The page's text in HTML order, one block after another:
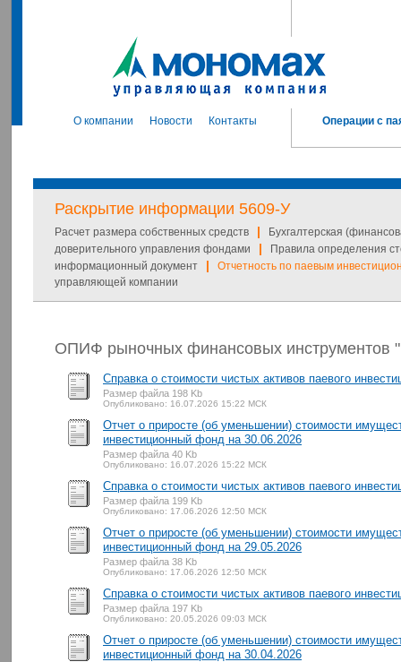
О компании Новости Контакты Операции с
Раскрытие информации 5609-У
Расчет размера собственных средств |
Бухгалтерская
доверительного управления фондами
|
Правила определения
информационный документ
|
Отчетность по паевым
управляющей компании
ОПИФ рыночных финансовых инструментов
Справка о стоимости чистых активов паевого
Размер файла 198 Kb
Опубликовано: 16.07.2026 15:22 МСК
Отчет о приросте (об уменьшении) стоимости
инвестиционный фонд на 30.06.2026
Размер файла 40 Kb
Опубликовано: 16.07.2026 15:22 МСК
Справка о стоимости чистых активов паевого
Размер файла 199 Kb
Опубликовано: 17.06.2026 12:50 МСК
Отчет о приросте (об уменьшении) стоимости
инвестиционный фонд на 29.05.2026
Размер файла 38 Kb
Опубликовано: 17.06.2026 12:50 МСК
Справка о стоимости чистых активов паевого
Размер файла 197 Kb
Опубликовано: 20.05.2026 09:03 МСК
Отчет о приросте (об уменьшении) стоимости
инвестиционный фонд на 30.04.2026